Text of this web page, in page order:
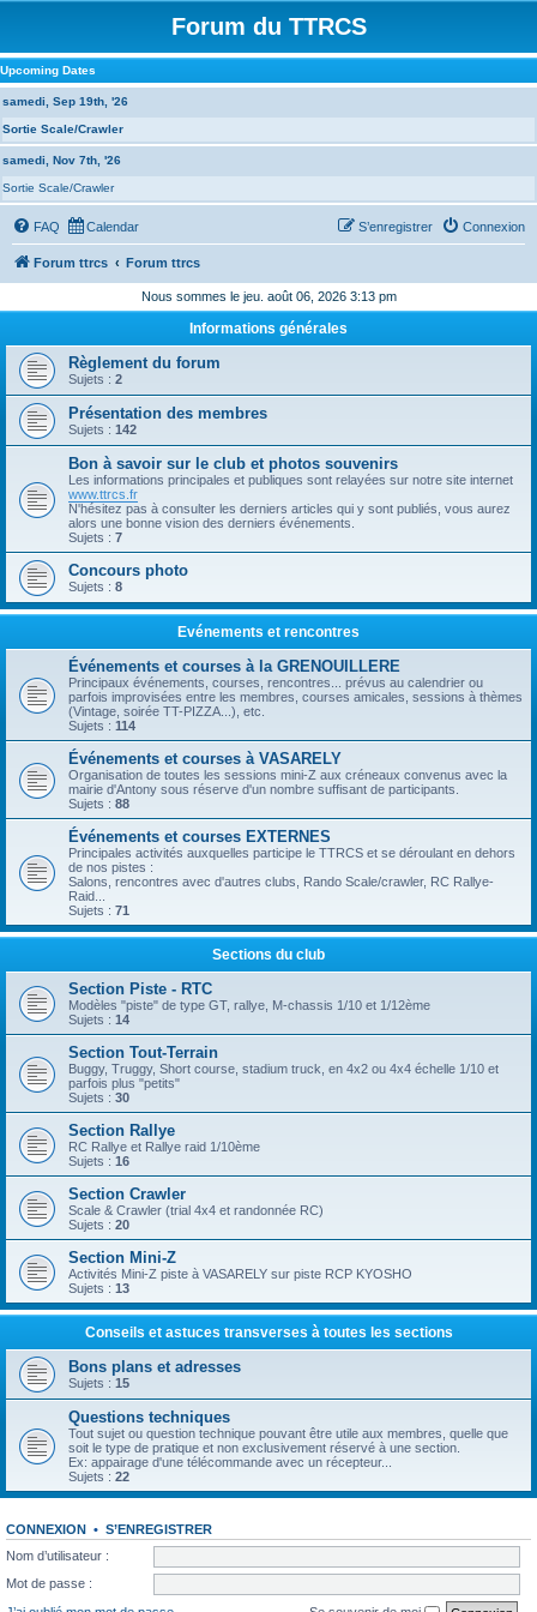
Forum du TTRCS
Upcoming Dates
samedi, Sep 19th, '26
Sortie Scale/Crawler
samedi, Nov 7th, '26
Sortie Scale/Crawler
FAQ Calendar Connexion
S’enregistrer
Forum ttrcs Forum ttrcs
Nous sommes le jeu. août 06, 2026 3:13 pm
Informations générales
Règlement du forum
Sujets : 2
Présentation des membres
Sujets : 142
Bon à savoir sur le club et photos souvenirs
Les informations principales et publiques sont relayées sur notre site internet
www.ttrcs.fr
N'hésitez pas à consulter les derniers articles qui y sont publiés, vous aurez
alors une bonne vision des derniers événements.
Sujets : 7
Concours photo
Sujets : 8
Evénements et rencontres
Événements et courses à la GRENOUILLERE
Principaux événements, courses, rencontres... prévus au calendrier ou
parfois improvisées entre les membres, courses amicales, sessions à thèmes
(Vintage, soirée TT-PIZZA...), etc.
Sujets : 114
Événements et courses à VASARELY
Organisation de toutes les sessions mini-Z aux créneaux convenus avec la
mairie d'Antony sous réserve d'un nombre suffisant de participants.
Sujets : 88
Événements et courses EXTERNES
Principales activités auxquelles participe le TTRCS et se déroulant en dehors
de nos pistes :
Salons, rencontres avec d'autres clubs, Rando Scale/crawler, RC Rallye-
Raid...
Sujets : 71
Sections du club
Section Piste - RTC
Modèles "piste" de type GT, rallye, M-chassis 1/10 et 1/12ème
Sujets : 14
Section Tout-Terrain
Buggy, Truggy, Short course, stadium truck, en 4x2 ou 4x4 échelle 1/10 et
parfois plus "petits"
Sujets : 30
Section Rallye
RC Rallye et Rallye raid 1/10ème
Sujets : 16
Section Crawler
Scale & Crawler (trial 4x4 et randonnée RC)
Sujets : 20
Section Mini-Z
Activités Mini-Z piste à VASARELY sur piste RCP KYOSHO
Sujets : 13
Conseils et astuces transverses à toutes les sections
Bons plans et adresses
Sujets : 15
Questions techniques
Tout sujet ou question technique pouvant être utile aux membres, quelle que
soit le type de pratique et non exclusivement réservé à une section.
Ex: appairage d'une télécommande avec un récepteur...
Sujets : 22
CONNEXION • S’ENREGISTRER
Nom d’utilisateur :
Mot de passe :